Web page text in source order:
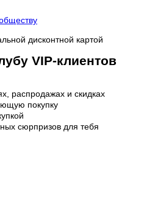
дисконтной картой
VIP-клиентов
распродажах и скидках
покупку
сюрпризов для тебя